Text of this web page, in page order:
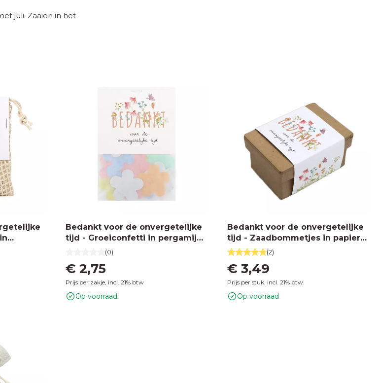
juli. Zaaien in het
Bedankt voor de onvergetelijke
tijd - Groeiconfetti in pergamijn
zakje met klapkaartje // Mijksje
(0)
€ 2,75
Prijs per zakje, incl. 21% btw
Op voorraad
Bedankt voor de onvergetelijke
tijd - Zaadbommetjes in papier
maché doosje // Mijksje
(2)
€ 3,49
Prijs per stuk, incl. 21% btw
Op voorraad